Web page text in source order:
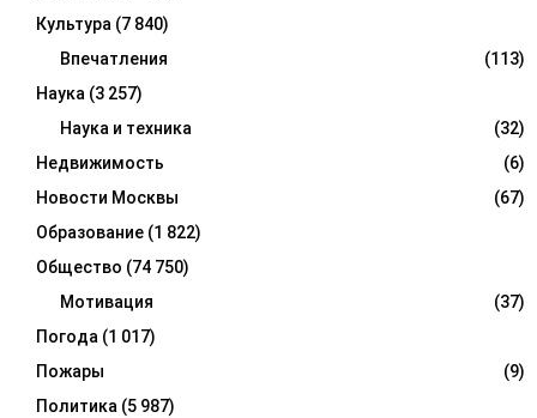
Культура (7 840)
Впечатления
(113)
Наука (3 257)
Наука и техника
(32)
Недвижимость
(6)
Новости Москвы
(67)
Образование (1 822)
Общество (74 750)
Мотивация
(37)
Погода (1 017)
Пожары
(9)
Политика (5 987)